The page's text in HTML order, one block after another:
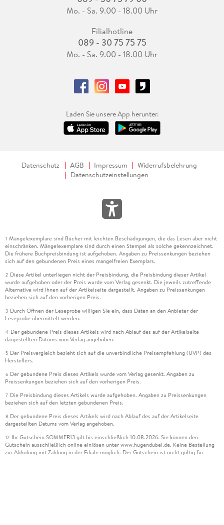
Mo. - Sa. 9.00 - 18.00 Uhr
Filialhotline
089 - 30 75 75 75
Mo. - Sa. 9.00 - 18.00 Uhr
Laden Sie unsere App herunter.
Datenschutz AGB Impressum
Widerrufsbelehrung
Datenschutzeinstellungen
1 Mängelexemplare sind Bücher mit leichten Beschädigungen, die das Lesen aber nicht
einschränken. Mängelexemplare sind durch einen Stempel als solche gekennzeichnet.
Die frühere Buchpreisbindung ist aufgehoben. Angaben zu Preissenkungen beziehen
sich auf den gebundenen Preis eines mangelfreien Exemplars.
2 Diese Artikel unterliegen nicht der Preisbindung, die Preisbindung dieser Artikel
wurde aufgehoben oder der Preis wurde vom Verlag gesenkt. Die jeweils zutreffende
Alternative wird Ihnen auf der Artikelseite dargestellt. Angaben zu Preissenkungen
beziehen sich auf den vorherigen Preis.
3 Durch Öffnen der Leseprobe willigen Sie ein, dass Daten an den Anbieter der
Leseprobe übermittelt werden.
4 Der gebundene Preis dieses Artikels wird nach Ablauf des auf der Artikelseite
dargestellten Datums vom Verlag angehoben.
5 Der Preisvergleich bezieht sich auf die unverbindliche Preisempfehlung (UVP) des
Herstellers.
6 Der gebundene Preis dieses Artikels wurde vom Verlag gesenkt. Angaben zu
Preissenkungen beziehen sich auf den vorherigen Preis.
7 Die Preisbindung dieses Artikels wurde aufgehoben. Angaben zu Preissenkungen
beziehen sich auf den letzten gebundenen Preis.
8 Der gebundene Preis dieses Artikels wird nach Ablauf des auf der Artikelseite
dargestellten Datums vom Verlag angehoben.
12 Ihr Gutschein SOMMER13 gilt bis einschließlich 10.08.2026. Sie können den
Gutschein ausschließlich online einlösen unter www.hugendubel.de. Keine Bestellung
zur Abholung mit Zahlung in der Filiale möglich. Der Gutschein ist nicht gültig für